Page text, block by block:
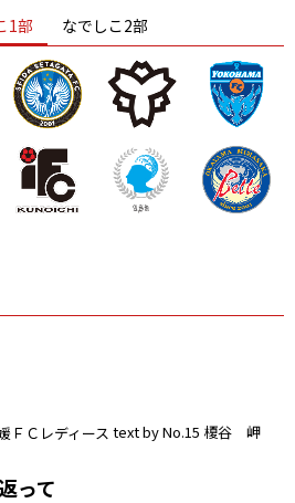
静岡 愛媛Ｌ
1部 なでしこ2部
ＦＣレディース text by No.15 榎谷 岬
って